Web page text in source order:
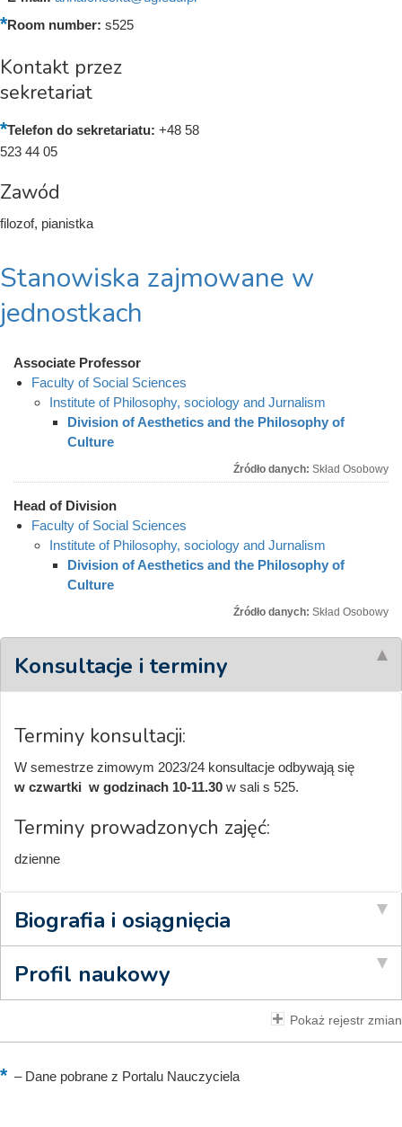
Room number: s525
Kontakt przez
sekretariat
Telefon do sekretariatu: +48 58
523 44 05
Zawód
filozof, pianistka
Stanowiska zajmowane w
jednostkach
Associate Professor
Faculty of Social Sciences
Institute of Philosophy, sociology and Jurnalism
Division of Aesthetics and the Philosophy of
Culture
Źródło danych: Skład Osobowy
Head of Division
Faculty of Social Sciences
Institute of Philosophy, sociology and Jurnalism
Division of Aesthetics and the Philosophy of
Culture
Źródło danych: Skład Osobowy
Konsultacje i terminy
Terminy konsultacji:
W semestrze zimowym 2023/24 konsultacje odbywają się
w czwartki w godzinach 10-11.30 w sali s 525.
Terminy prowadzonych zajęć:
dzienne
Biografia i osiągnięcia
Profil naukowy
Pokaż rejestr zmian
–Dane pobrane z Portalu Nauczyciela